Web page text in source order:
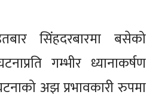
सिंहदरबारमा बसेको
गम्भीर ध्यानाकर्षण
अझ प्रभावकारी रुपमा